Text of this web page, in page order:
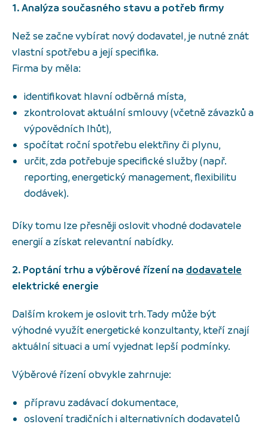
1. Analýza současného stavu a potřeb firmy
Než se začne vybírat nový dodavatel, je nutné znát
vlastní spotřebu a její specifika.
Firma by měla:
identifikovat hlavní odběrná místa,
zkontrolovat aktuální smlouvy (včetně závazků a
výpovědních lhůt),
spočítat roční spotřebu elektřiny či plynu,
určit, zda potřebuje specifické služby (např.
reporting, energetický management, flexibilitu
dodávek).
Díky tomu lze přesněji oslovit vhodné dodavatele
energií a získat relevantní nabídky.
2. Poptání trhu a výběrové řízení na dodavatele
elektrické energie
Dalším krokem je oslovit trh. Tady může být
výhodné využít energetické konzultanty, kteří znají
aktuální situaci a umí vyjednat lepší podmínky.
Výběrové řízení obvykle zahrnuje:
přípravu zadávací dokumentace,
oslovení tradičních i alternativních dodavatelů